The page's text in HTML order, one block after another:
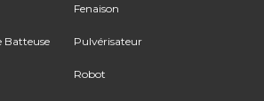
Batteuse
Fenaison
Pulvérisateur
Robot